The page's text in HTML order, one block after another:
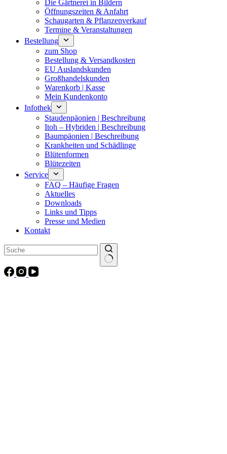
Die Gärtnerei in Bildern
Öffnungszeiten & Anfahrt
Schaugarten & Pflanzenverkauf
Termine & Veranstaltungen
Bestellung
zum Shop
Bestellung & Versandkosten
EU Auslandskunden
Großhandelskunden
Warenkorb | Kasse
Mein Kundenkonto
Infothek
Staudenpäonien | Beschreibung
Itoh – Hybriden | Beschreibung
Baumpäonien | Beschreibung
Krankheiten und Schädlinge
Blütenformen
Blütezeiten
Service
FAQ – Häufige Fragen
Aktuelles
Downloads
Links und Tipps
Presse und Medien
Kontakt
Keine
Ergebnisse